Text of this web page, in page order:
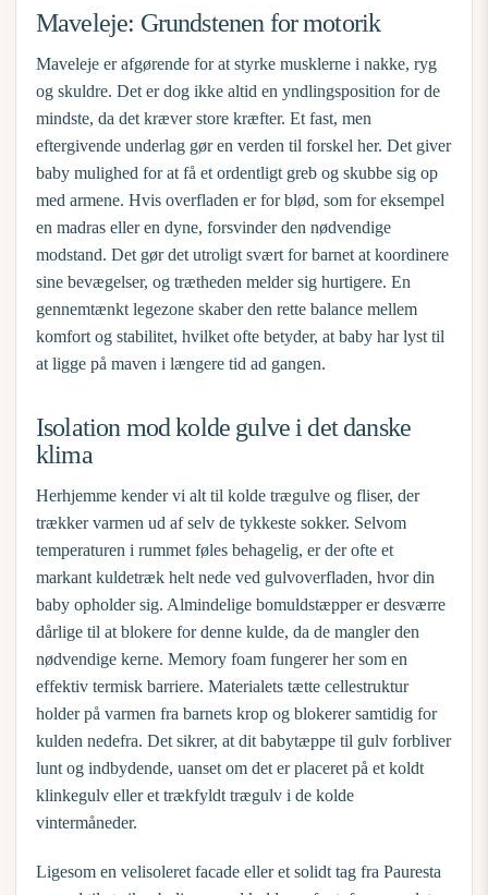
Maveleje: Grundstenen for motorik
Maveleje er afgørende for at styrke musklerne i nakke, ryg
og skuldre. Det er dog ikke altid en yndlingsposition for de
mindste, da det kræver store kræfter. Et fast, men
eftergivende underlag gør en verden til forskel her. Det giver
baby mulighed for at få et ordentligt greb og skubbe sig op
med armene. Hvis overfladen er for blød, som for eksempel
en madras eller en dyne, forsvinder den nødvendige
modstand. Det gør det utroligt svært for barnet at koordinere
sine bevægelser, og trætheden melder sig hurtigere. En
gennemtænkt legezone skaber den rette balance mellem
komfort og stabilitet, hvilket ofte betyder, at baby har lyst til
at ligge på maven i længere tid ad gangen.
Isolation mod kolde gulve i det danske
klima
Herhjemme kender vi alt til kolde trægulve og fliser, der
trækker varmen ud af selv de tykkeste sokker. Selvom
temperaturen i rummet føles behagelig, er der ofte et
markant kuldetræk helt nede ved gulvoverfladen, hvor din
baby opholder sig. Almindelige bomuldstæpper er desværre
dårlige til at blokere for denne kulde, da de mangler den
nødvendige kerne. Memory foam fungerer her som en
effektiv termisk barriere. Materialets tætte cellestruktur
holder på varmen fra barnets krop og blokerer samtidig for
kulden nedefra. Det sikrer, at dit babytæppe til gulv forbliver
lunt og indbydende, uanset om det er placeret på et koldt
klinkegulv eller et trækfyldt trægulv i de kolde
vintermåneder.
Ligesom en velisoleret facade eller et solidt tag fra Pauresta